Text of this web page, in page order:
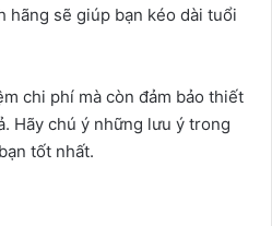
hãng sẽ giúp bạn kéo dài tuổi
chi phí mà còn đảm bảo thiết
Hãy chú ý những lưu ý trong
tốt nhất.